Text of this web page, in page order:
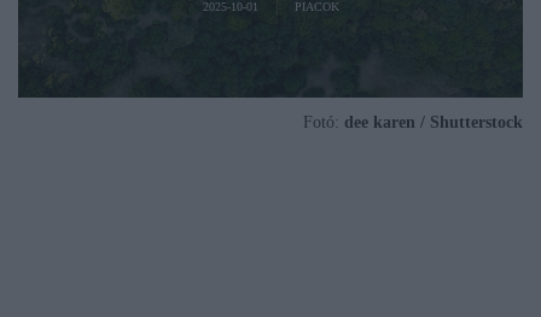
2025-10-01 PIACOK
Fotó: dee karen / Shutterstock